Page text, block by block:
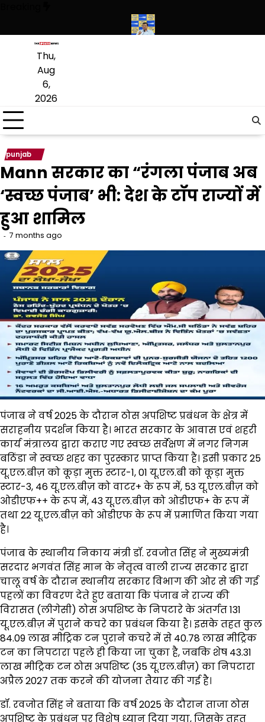
content
Thu,
Aug
6,
2026
punjab
Mann सरकार का “रंगला पंजाब अब
‘स्वच्छ पंजाब’ भी: देश के टॉप राज्यों में
हुआ शामिल
7 months ago
पंजाब ने वर्ष 2025 के दौरान ठोस अपशिष्ट प्रबंधन के क्षेत्र में
सराहनीय प्रदर्शन किया है। भारत सरकार के आवास एवं शहरी
कार्य मंत्रालय द्वारा कराए गए स्वच्छ सर्वेक्षण में नगर निगम
बठिंडा ने स्वच्छ शहर का पुरस्कार प्राप्त किया है। इसी प्रकार 25
यू.एल.बीज़ को कूड़ा मुक्त स्टार-1, 01 यू.एल.बी को कूड़ा मुक्त
स्टार-3, 46 यू.एल.बीज़ को वाटर+ के रूप में, 53 यू.एल.बीज़ को
ओडीएफ++ के रूप में, 43 यू.एल.बीज़ को ओडीएफ+ के रूप में
तथा 22 यू.एल.बीज़ को ओडीएफ के रूप में प्रमाणित किया गया
है।
पंजाब के स्थानीय निकाय मंत्री डॉ. रवजोत सिंह ने मुख्यमंत्री
सरदार भगवंत सिंह मान के नेतृत्व वाली राज्य सरकार द्वारा
चालू वर्ष के दौरान स्थानीय सरकार विभाग की ओर से की गई
पहलों का विवरण देते हुए बताया कि पंजाब ने राज्य की
विरासत (लीगेसी) ठोस अपशिष्ट के निपटारे के अंतर्गत 131
यू.एल.बीज़ में पुराने कचरे का प्रबंधन किया है। इसके तहत कुल
84.09 लाख मीट्रिक टन पुराने कचरे में से 40.78 लाख मीट्रिक
टन का निपटारा पहले ही किया जा चुका है, जबकि शेष 43.31
लाख मीट्रिक टन ठोस अपशिष्ट (35 यू.एल.बीज़) का निपटारा
अप्रैल 2027 तक करने की योजना तैयार की गई है।
डॉ. रवजोत सिंह ने बताया कि वर्ष 2025 के दौरान ताजा ठोस
अपशिष्ट के प्रबंधन पर विशेष ध्यान दिया गया, जिसके तहत